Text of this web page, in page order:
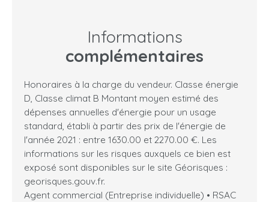
Informations
complémentaires
Honoraires à la charge du vendeur. Classe énergie
D, Classe climat B Montant moyen estimé des
dépenses annuelles d'énergie pour un usage
standard, établi à partir des prix de l'énergie de
l'année 2021 : entre 1630.00 et 2270.00 €. Les
informations sur les risques auxquels ce bien est
exposé sont disponibles sur le site Géorisques :
georisques.gouv.fr.
Agent commercial (Entreprise individuelle) • RSAC